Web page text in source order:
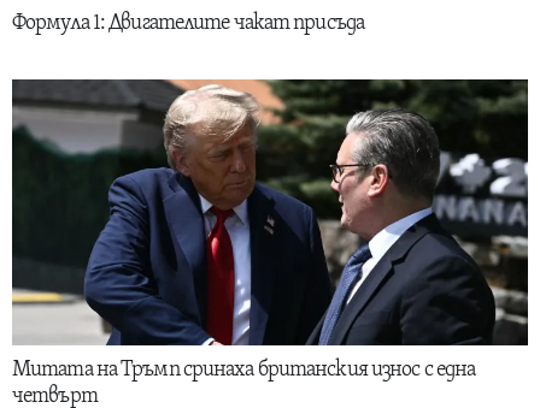
Формула 1: Двигателите чакат присъда
Митата на Тръмп сринаха британския износ с една
четвърт